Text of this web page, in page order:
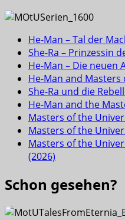
He-Man – Tal der
She-Ra – Prinzessin
He-Man – Die neuen
He-Man and Masters
She-Ra und die
He-Man and the
Masters of the
Masters of the
Masters of the
(2026)
Schon gesehen?